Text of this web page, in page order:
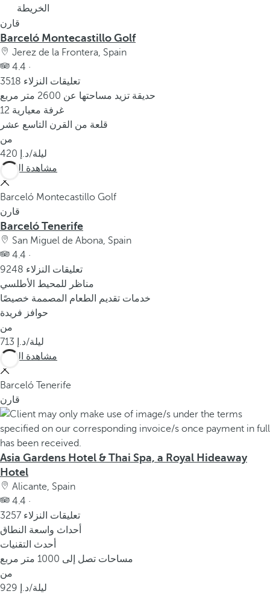
o
p
u
p
.
الخريطة
قارن
Barceló Montecastillo Golf
Jerez de la Frontera, Spain
4.4 ·
3518 تعليقات النزلاء
حديقة تزيد مساحتها عن 2600 متر مربع
12 غرفة معيارية
قلعة من القرن التاسع عشر
من
420
/ليلة
مشاهدة المزيد
Barceló Montecastillo Golf
قارن
Barceló Tenerife
San Miguel de Abona, Spain
4.4 ·
9248 تعليقات النزلاء
مناظر للمحيط الأطلسي
خدمات تقديم الطعام المصممة خصيصًا
حوافز فريدة
من
713
/ليلة
مشاهدة المزيد
Barceló Tenerife
قارن
Asia Gardens Hotel & Thai Spa, a Royal Hideaway
Hotel
Alicante, Spain
4.4 ·
3257 تعليقات النزلاء
أحداث واسعة النطاق
أحدث التقنيات
مساحات تصل إلى 1000 متر مربع
من
929
/ليلة